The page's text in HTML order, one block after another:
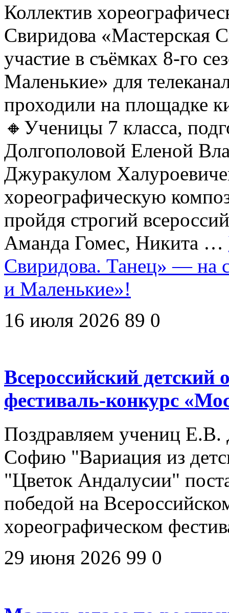
Коллектив
Свиридова «Мастерская
участие в съёмках 8-го
Маленькие» для
проходили на площадке
🔸Ученицы 7 класса,
Долгополовой Еленой
Джуракулом
хореографическую
пройдя строгий
Аманда Гомес, Никита …
Свиридова. Танец» — на
и Маленькие»!
16 июля 2026 89 0
Всероссийский
фестиваль-конкурс
Поздравляем учениц Е.В.
Софию "Вариация из
"Цветок Андалусии"
победой на
хореографическом
29 июня 2026 99 0